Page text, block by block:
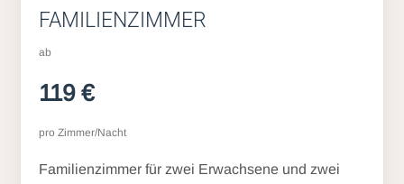
FAMILIENZIMMER
ab
119 €
pro Zimmer/Nacht
Familienzimmer für zwei Erwachsene und zwei